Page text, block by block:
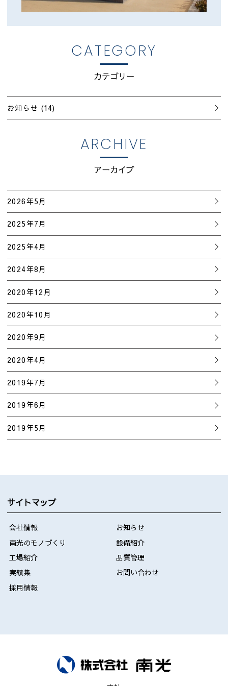
CATEGORY
カテゴリー
お知らせ (14)
ARCHIVE
アーカイブ
2026年5月
2025年7月
2025年4月
2024年8月
2020年12月
2020年10月
2020年9月
2020年4月
2019年7月
2019年6月
2019年5月
サイトマップ
会社情報
お知らせ
南光のモノづくり
設備紹介
工場紹介
品質管理
実績集
お問い合わせ
採用情報